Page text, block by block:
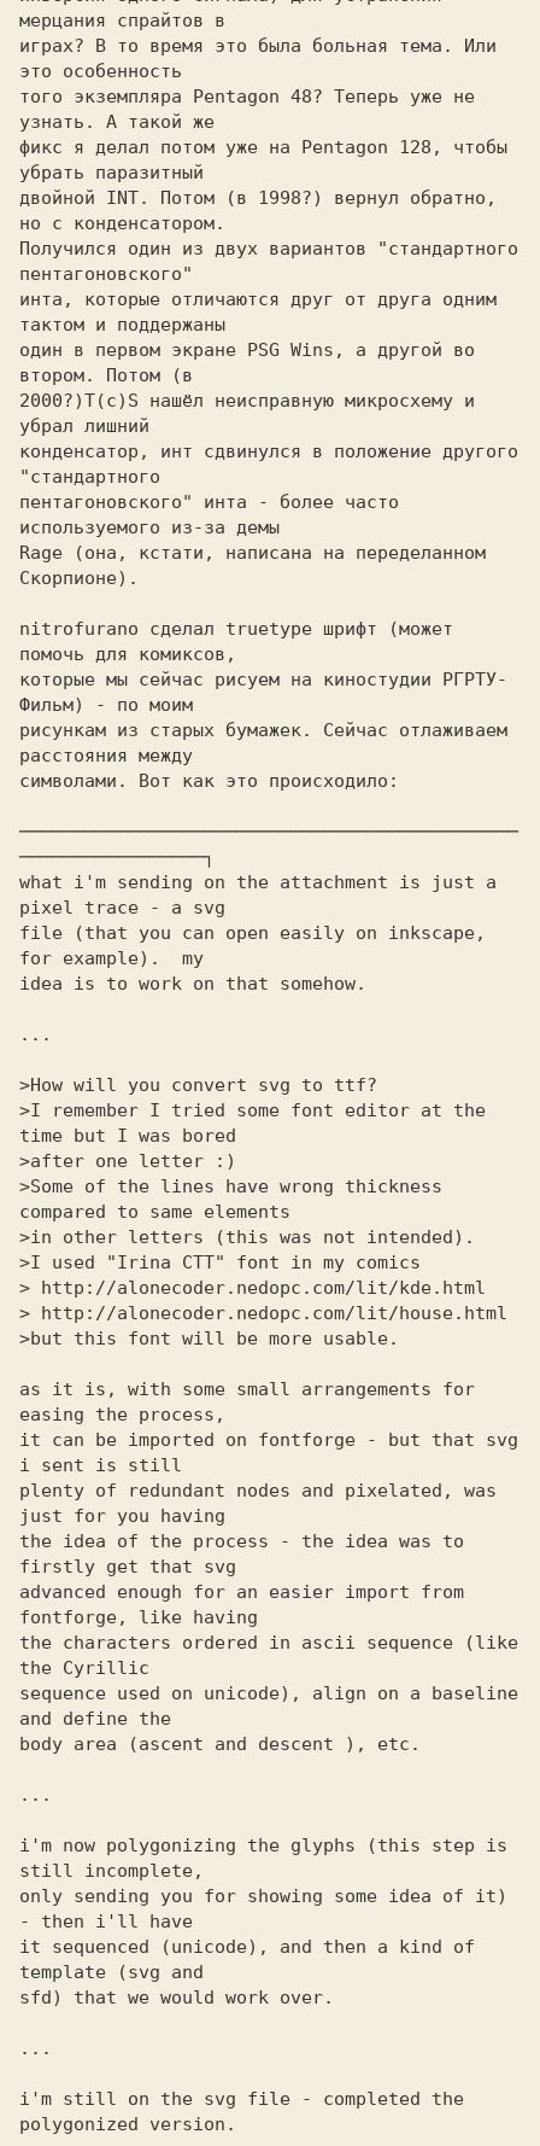
мерцания спрайтов в
играх? В то время это была больная тема. Или
это особенность
того экземпляра Pentagon 48? Теперь уже не
узнать. А такой же
фикс я делал потом уже на Pentagon 128, чтобы
убрать паразитный
двойной INT. Потом (в 1998?) вернул обратно,
но с конденсатором.
Получился один из двух вариантов "стандартного
пентагоновского"
инта, которые отличаются друг от друга одним
тактом и поддержаны
один в первом экране PSG Wins, а другой во
втором. Потом (в
2000?)T(c)S нашёл неисправную микросхему и
конденсатор, инт сдвинулся в положение другого
"стандартного
пентагоновского" инта - более часто
используемого из-за демы
Rage (она, кстати, написана на переделанном
Скорпионе).
nitrofurano сделал truetype шрифт (может
помочь для комиксов,
которые мы сейчас рисуем на киностудии РГРТУ-
Фильм) - по моим
рисункам из старых бумажек. Сейчас отлаживаем
расстояния между
символами. Вот как это происходило:
──────────────────────────────────────────────
─────────────────┐
what i'm sending on the attachment is just a
pixel trace - a svg
file (that you can open easily on inkscape,
for example).  my
idea is to work on that somehow.
...
>How will you convert svg to ttf?
>I remember I tried some font editor at the
time but I was bored
>after one letter :)
>Some of the lines have wrong thickness
compared to same elements
>in other letters (this was not intended).
>I used "Irina CTT" font in my comics
> http://alonecoder.nedopc.com/lit/kde.html
> http://alonecoder.nedopc.com/lit/house.html
>but this font will be more usable.
as it is, with some small arrangements for
easing the process,
it can be imported on fontforge - but that svg
i sent is still
plenty of redundant nodes and pixelated, was
just for you having
the idea of the process - the idea was to
firstly get that svg
advanced enough for an easier import from
fontforge, like having
the characters ordered in ascii sequence (like
the Cyrillic
sequence used on unicode), align on a baseline
and define the
body area (ascent and descent ), etc.
...
i'm now polygonizing the glyphs (this step is
still incomplete,
only sending you for showing some idea of it)
- then i'll have
it sequenced (unicode), and then a kind of
template (svg and
sfd) that we would work over.
...
i'm still on the svg file - completed the
polygonized version.